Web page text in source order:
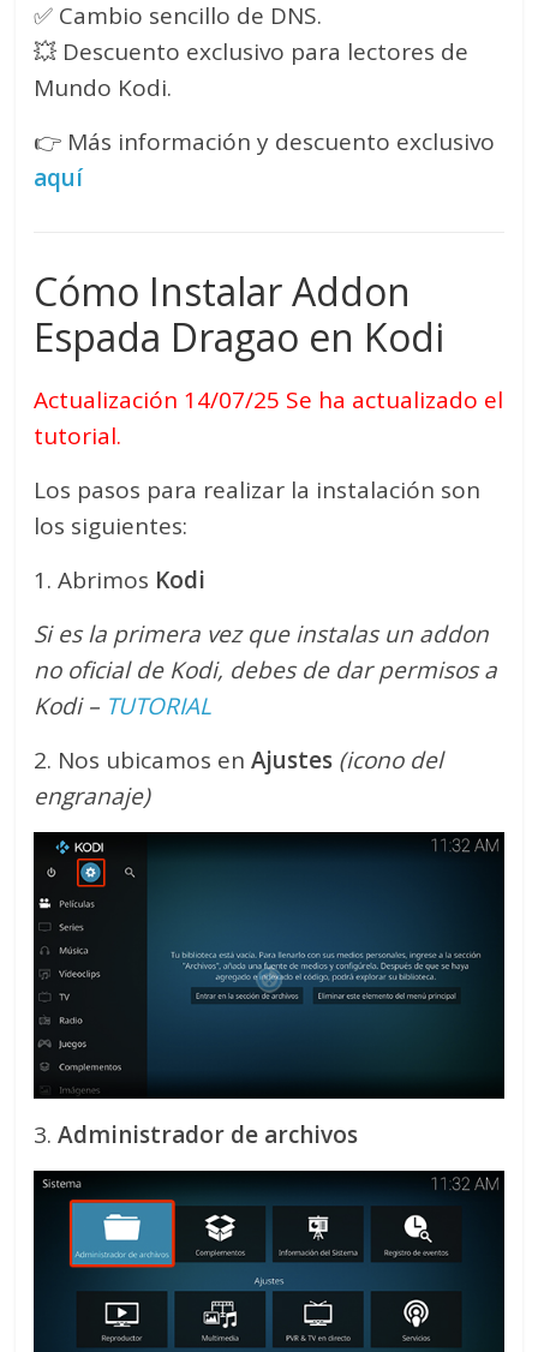
✅ Cambio sencillo de DNS.
💥 Descuento exclusivo para lectores de
Mundo Kodi.
👉 Más información y descuento exclusivo
aquí
Cómo Instalar Addon
Espada Dragao en Kodi
Actualización 14/07/25 Se ha actualizado el
tutorial.
Los pasos para realizar la instalación son
los siguientes:
1. Abrimos Kodi
Si es la primera vez que instalas un addon
no oficial de Kodi, debes de dar permisos a
Kodi – TUTORIAL
2. Nos ubicamos enAjustes (icono del
engranaje)
3.Administrador de archivos